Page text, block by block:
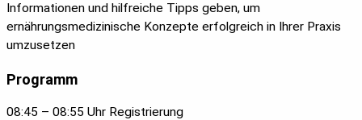
Informationen und hilfreiche Tipps geben, um
ernährungsmedizinische Konzepte erfolgreich in Ihrer Praxis
umzusetzen
Programm
08:45 – 08:55 Uhr Registrierung